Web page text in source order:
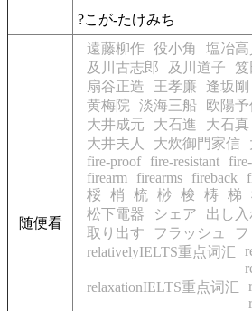
?こが-たけみち
随便看
遠藤柳作 役小角 塩冶高
及川古志郎
及川道子
扇谷正造
王孝廉 逢坂剛
黄梅院
淡海三船 欧陽予
大井成元
大石進 大石真
大井夫人
大炊御門家信
fire-proof
fire-resistant
firearm
firearms fireback
桵
梢 梳 桫 梭 梼 梯
松下電器
シェア 出し
取り出す
フラッシュ
relativelyIELTS重点词汇
relaxationIELTS重点词汇